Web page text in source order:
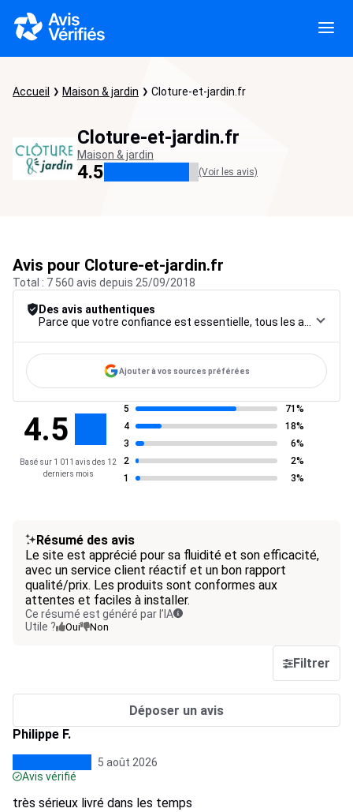
Accueil Maison & jardin Cloture-et-jardin.fr
Cloture-et-jardin.fr
Maison & jardin
4.5 (Voir les avis)
Avis pour Cloture-et-jardin.fr
Total : 7 560 avis depuis 25/09/2018
Des avis authentiques
Ajouter à vos sources préférées
4.5
Basé sur 1 011 avis des 12
derniers mois
5
71%
4
18%
3
6%
2
2%
1
3%
Résumé des avis
Le site est apprécié pour sa fluidité et son efficacité,
avec un service client réactif et un bon rapport
qualité/prix. Les produits sont conformes aux
attentes et faciles à installer.
Ce résumé est généré par l’IA
Utile ?
Oui Non
Filtrer
Déposer un avis
Philippe F.
5 août 2026
Avis vérifié
très sérieux livré dans les temps